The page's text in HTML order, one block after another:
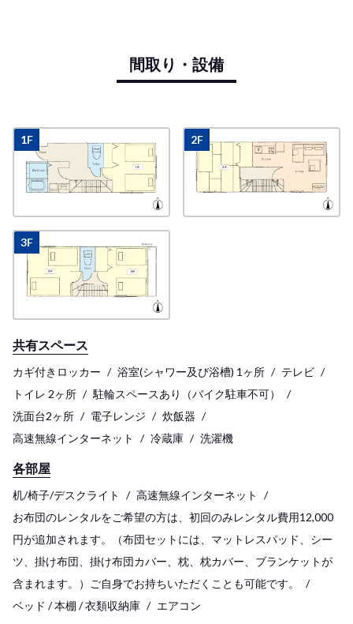
間取り・設備
1F 2F
3F
共有スペース
カギ付きロッカー 浴室(シャワー及び浴槽) 1ヶ所
テレビ
トイレ 2ヶ所
駐輪スペースあり（バイク駐車不可）
洗面台2ヶ所
電子レンジ
炊飯器
高速無線インターネット
冷蔵庫 洗濯機
各部屋
机/椅子/デスクライト
高速無線インターネット
お布団のレンタルをご希望の方は、初回のみレンタル費用12,000
円が追加されます。（布団セットには、マットレスパッド、シー
ツ、掛け布団、掛け布団カバー、枕、枕カバー、ブランケットが
含まれます。）ご自身でお持ちいただくことも可能です。
ベッド / 本棚 / 衣類収納庫
エアコン